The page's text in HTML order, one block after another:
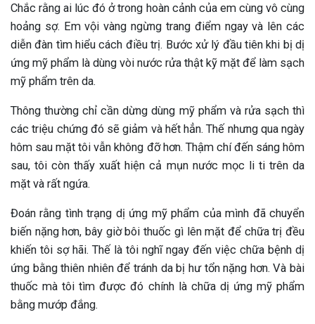
Chắc rằng ai lúc đó ở trong hoàn cảnh của em cùng vô cùng
hoảng sợ. Em vội vàng ngừng trang điểm ngay và lên các
diễn đàn tìm hiểu cách điều trị. Bước xử lý đầu tiên khi bị dị
ứng mỹ phẩm là dùng vòi nước rửa thật kỹ mặt để làm sạch
mỹ phẩm trên da.
Thông thường chỉ cần dừng dùng mỹ phẩm và rửa sạch thì
các triệu chứng đó sẽ giảm và hết hẳn. Thế nhưng qua ngày
hôm sau mặt tôi vẫn không đỡ hơn. Thậm chí đến sáng hôm
sau, tôi còn thấy xuất hiện cả mụn nước mọc li ti trên da
mặt và rất ngứa.
Đoán rằng tình trạng dị ứng mỹ phẩm của mình đã chuyển
biến nặng hơn, bây giờ bôi thuốc gì lên mặt để chữa trị đều
khiến tôi sợ hãi. Thế là tôi nghĩ ngay đến việc chữa bệnh dị
ứng bằng thiên nhiên để tránh da bị hư tổn nặng hơn. Và bài
thuốc mà tôi tìm được đó chính là chữa dị ứng mỹ phẩm
bằng mướp đắng.